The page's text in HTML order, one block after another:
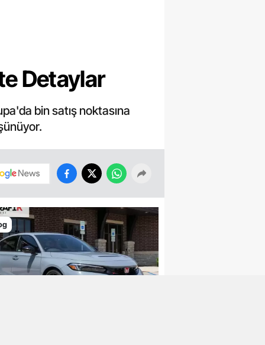
Detaylar
bin satış noktasına